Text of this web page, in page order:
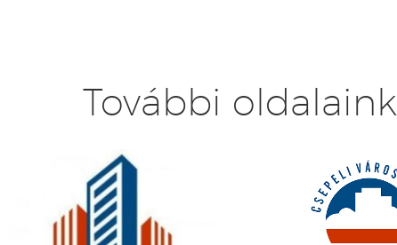
További oldalaink